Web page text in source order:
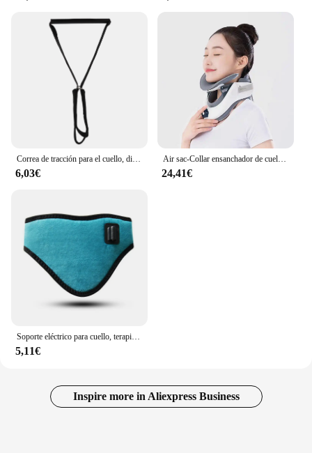
Correa de tracción para el cuello, dispositivo de tracción Cervical, mango cómodo, portátil, en forma de Y, alineación de la columna vertebral, Oficina
6,03€
Air sac-Collar ensanchador de cuello ajustable para el hogar, dispositivo de tracción Cervical, alineación de la columna vertebral
24,41€
Soporte eléctrico para cuello, terapia de fatiga de vértebra Cervical, alivio del dolor de cuello, correa, herramienta de cuidado de la salud, ensanchador de cuello
5,11€
Inspire more in Aliexpress Business